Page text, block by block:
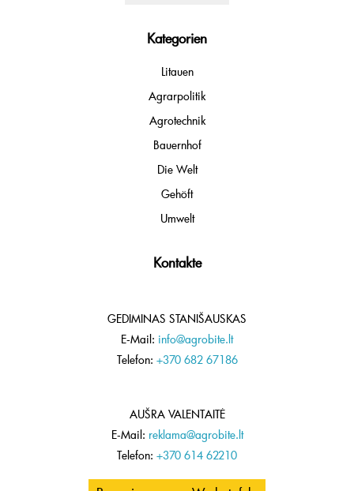
Kategorien
Litauen
Agrarpolitik
Agrotechnik
Bauernhof
Die Welt
Gehöft
Umwelt
Kontakte
GEDIMINAS STANIŠAUSKAS
E-Mail: info@agrobite.lt
Telefon: +370 682 67186
AUŠRA VALENTAITĖ
E-Mail: reklama@agrobite.lt
Telefon: +370 614 62210